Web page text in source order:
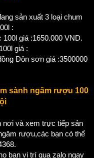
sản xuất 3 loại chum
:
100l giá :1650.000 VND.
giá :
Đôn sơn giá :3500000
sành ngâm rượu 100
nơi và xem trực tiếp sản
rượu,các bạn có thể
.
bạn vị trí qua zalo ngay